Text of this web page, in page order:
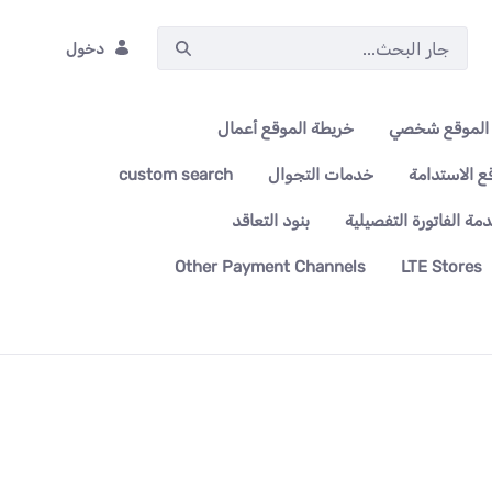
دخول
الموقع شخصي خريطة الموقع أعمال
الاستدامة خدمات التجوال custom search
الفاتورة التفصيلية بنود التعاقد
LTE Stores
Other Payment Channels